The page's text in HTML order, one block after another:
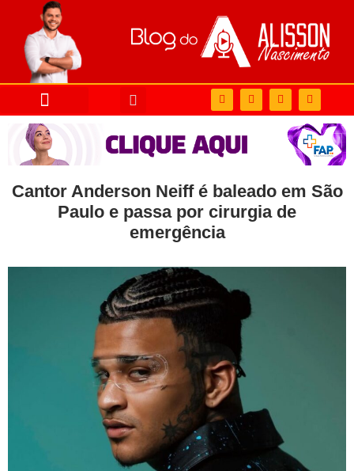
Cantor Anderson Neiff é baleado em São
Paulo e passa por cirurgia de
emergência